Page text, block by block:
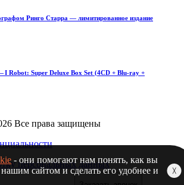
Ринго Старра — лимитированное издание
I Robot: Super Deluxe Box Set (4CD + Blu-ray +
Все права защищены
персональных данных
- они помогают нам понять, как вы
нашим сайтом и сделать его удобнее и
╳